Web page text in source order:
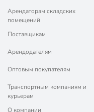
Арендаторам складских
помещений
Поставщикам
Арендодателям
Оптовым покупателям
Транспортным компаниям и
курьерам
О компании